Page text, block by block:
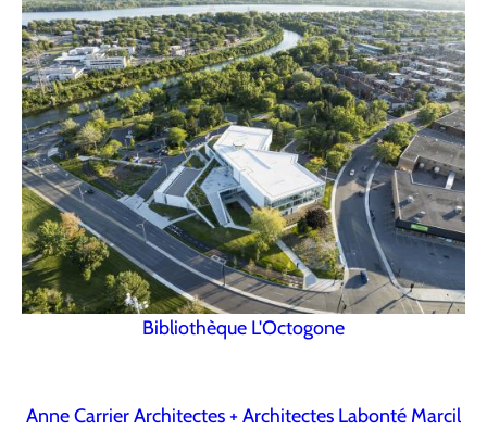
Bibliothèque L'Octogone
Anne Carrier Architectes + Architectes Labonté Marcil